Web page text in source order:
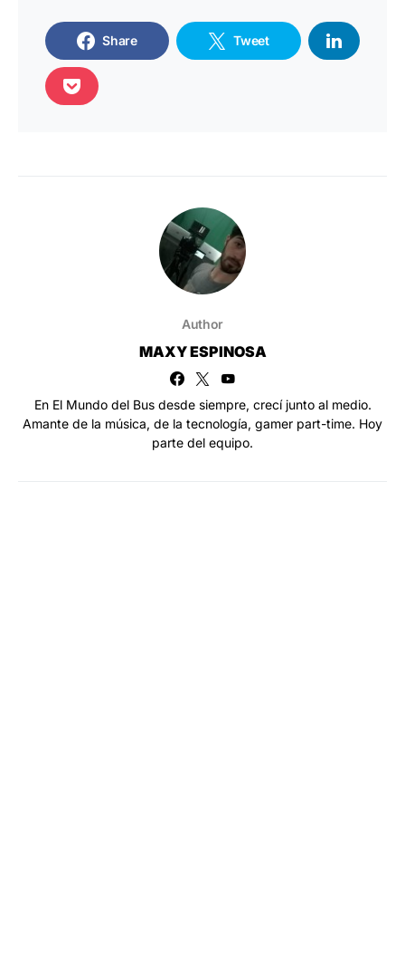
Share Tweet
Author
MAXY ESPINOSA
En El Mundo del Bus desde siempre, crecí junto al medio.
Amante de la música, de la tecnología, gamer part-time. Hoy
parte del equipo.